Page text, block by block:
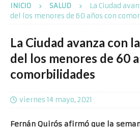
INICIO SALUD
La Ciudad
del los menores de 60 años con
La Ciudad avanza con
del los menores de 60
comorbilidades
viernes 14 mayo, 2021
Fernán Quirós afirmó que la